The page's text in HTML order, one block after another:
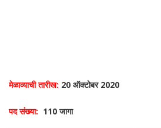
मेळाव्याची तारीख: 20 ऑक्टोबर 2020
पद संख्या: 110 जागा